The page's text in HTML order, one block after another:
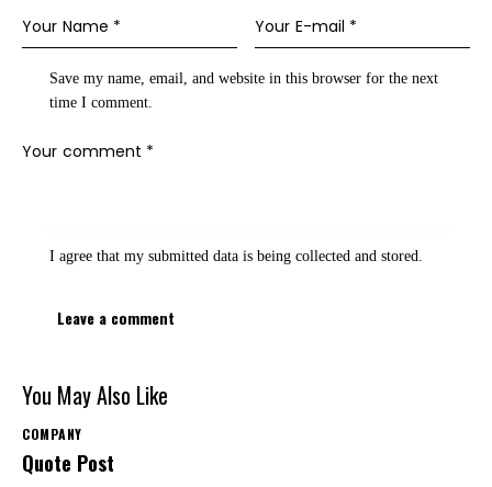
Save my name, email, and website in this browser for the next
time I comment.
I agree that my submitted data is beingcollected and stored.
You May Also Like
COMPANY
Quote Post